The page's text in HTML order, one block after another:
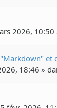
2026, 10:50
et
18:46 »